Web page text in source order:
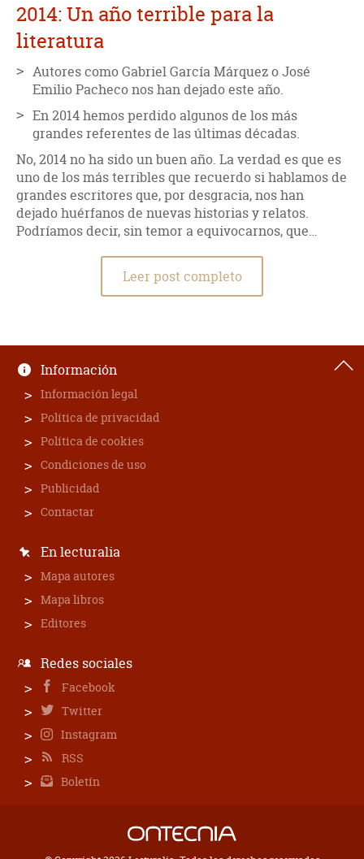
2014: Un año terrible para la
literatura
Autores como Gabriel García Márquez o José
Emilio Pacheco nos han dejado este año.
En 2014 hemos perdido algunos de los más
grandes referentes de las últimas décadas.
No, 2014 no ha sido un buen año. La verdad es que es
uno de los más terribles que recuerdo si hablamos de
grandes escritores que, por desgracia, nos han
dejado huérfanos de nuevas historias y relatos.
Podríamos decir, sin temor a equivocarnos, que…
Leer post completo
Información
Información legal
Política de privacidad
Política de cookies
Condiciones de uso
Publicidad
Contactar
En lecturalia
Mapa autores
Mapa libros
Editores
Redes sociales
Facebook
Twitter
Instagram
RSS
Boletín